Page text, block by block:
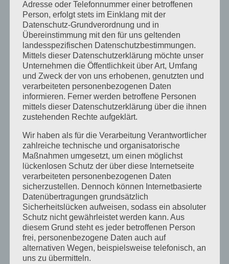
Juni 2019
April 2019
November 2018
Oktober 2018
August 2018
Juli 2018
Mai 2018
April 2018
August 2017
Juli 2017
Juni 2017
August 2016
Juli 2016
November 2015
September 2015
Adresse oder Telefonnummer einer betroffenen
Person, erfolgt stets im Einklang mit der
Datenschutz-Grundverordnung und in
Übereinstimmung mit den für uns geltenden
landesspezifischen Datenschutzbestimmungen.
Mittels dieser Datenschutzerklärung möchte unser
Unternehmen die Öffentlichkeit über Art, Umfang
und Zweck der von uns erhobenen, genutzten und
verarbeiteten personenbezogenen Daten
informieren. Ferner werden betroffene Personen
mittels dieser Datenschutzerklärung über die ihnen
zustehenden Rechte aufgeklärt.
Wir haben als für die Verarbeitung Verantwortlicher
zahlreiche technische und organisatorische
Maßnahmen umgesetzt, um einen möglichst
lückenlosen Schutz der über diese Internetseite
verarbeiteten personenbezogenen Daten
sicherzustellen. Dennoch können Internetbasierte
Datenübertragungen grundsätzlich
Sicherheitslücken aufweisen, sodass ein absoluter
Schutz nicht gewährleistet werden kann. Aus
diesem Grund steht es jeder betroffenen Person
frei, personenbezogene Daten auch auf
alternativen Wegen, beispielsweise telefonisch, an
uns zu übermitteln.